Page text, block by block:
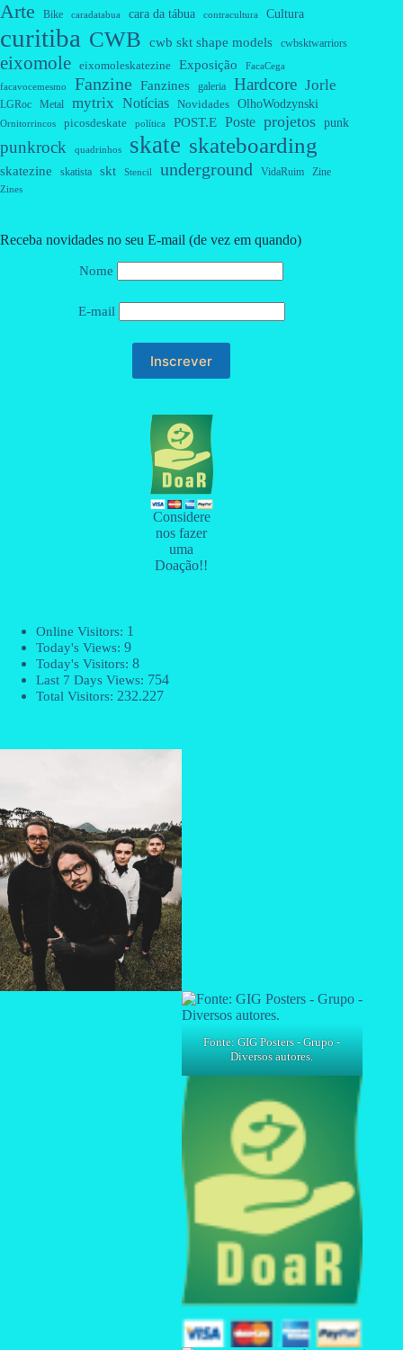
Arte Bike caradatabua cara da tábua contracultura Cultura
curitiba CWB cwb skt shape models cwbsktwarriors
eixomole eixomoleskatezine Exposição FacaCega
facavocemesmo Fanzine Fanzines galeria Hardcore Jorle
LGRoc Metal mytrix Notícias Novidades OlhoWodzynski
Ornitorrincos picosdeskate política POST.E Poste projetos punk
punkrock quadrinhos skate skateboarding
skatezine skatista skt Stencil underground VidaRuim Zine
Zines
Receba novidades no seu E-mail (de vez em quando)
Nome
E-mail
Considere
nos fazer
uma
Doação!!
Online Visitors: 1
Today's Views: 9
Today's Visitors: 8
Last 7 Days Views: 754
Total Visitors: 232.227
Fonte: GIG Posters - Grupo -
Diversos autores.